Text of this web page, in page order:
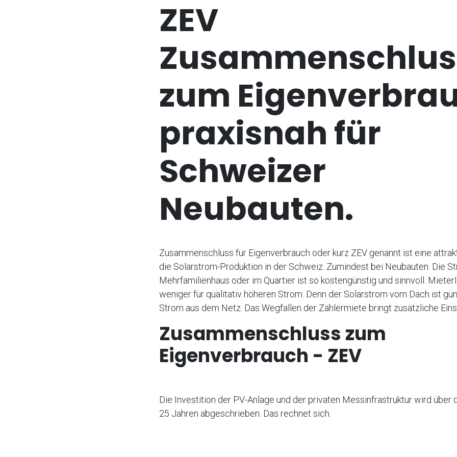
ZEV
zum
praxisnah für
Schweizer
Neubauten.
Zusammenschluss für Eigenverbrauch oder kurz ZEV genannt ist eine
die Solarstrom-Produktion in der Schweiz. Zumindest bei Neubauten. Die
Mehrfamilienhaus oder im Quartier ist so kostengünstig und sinnvoll.
weniger für qualitativ höheren Strom. Denn der Solarstrom vom Dach ist
Strom aus dem Netz. Das Wegfallen der Zählermiete bringt zusätzliche
Zusammenschluss zum
Eigenverbrauch - ZEV
Die Investition der PV-Anlage und der privaten Messinfrastruktur wird über
25 Jahren abgeschrieben. Das rechnet sich.